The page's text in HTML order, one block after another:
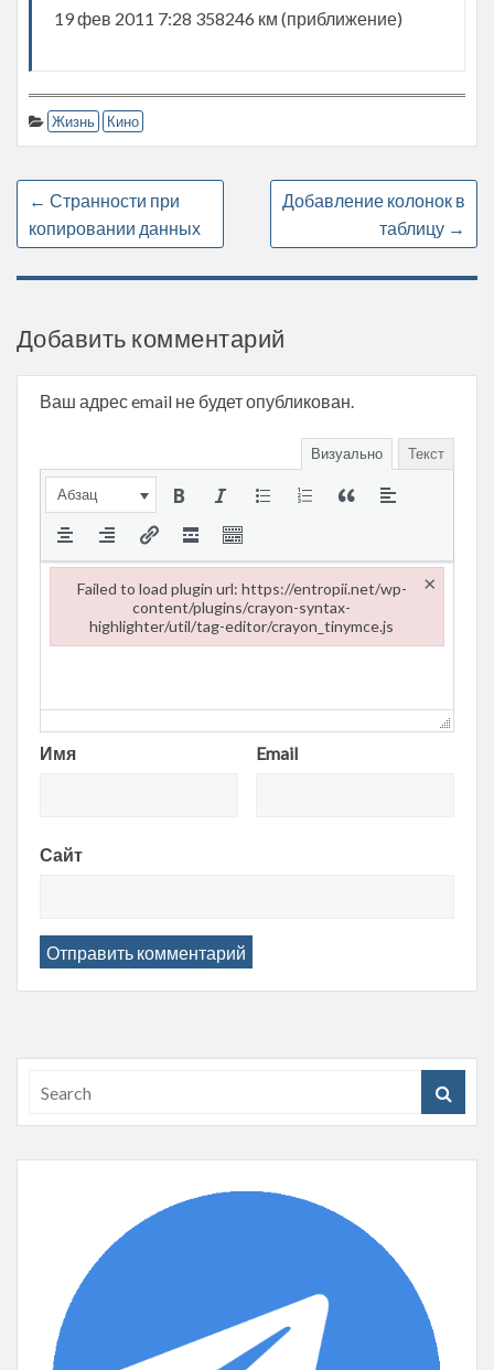
19 фев 2011 7:28 358246 км (приближение)
Жизнь Кино
← Странности при
копировании данных
Добавление колонок в
таблицу →
Добавить комментарий
Ваш адрес email не будет опубликован.
Визуально Текст
Абзац
Имя Email
Сайт
Failed to load plugin url: https://entropii.net/wp-
content/plugins/crayon-syntax-
highlighter/util/tag-editor/crayon_tinymce.js
×
Failed to load plugin url: https://entropii.net/wp-content/